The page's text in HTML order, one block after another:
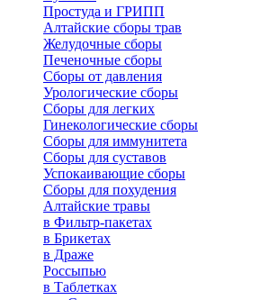
Простуда и ГРИПП
Алтайские сборы трав
Желудочные сборы
Печеночные сборы
Сборы от давления
Урологические сборы
Сборы для легких
Гинекологические сборы
Сборы для иммунитета
Сборы для суставов
Успокаивающие сборы
Сборы для похудения
Алтайские травы
в Фильтр-пакетах
в Брикетах
в Драже
Россыпью
в Таблетках